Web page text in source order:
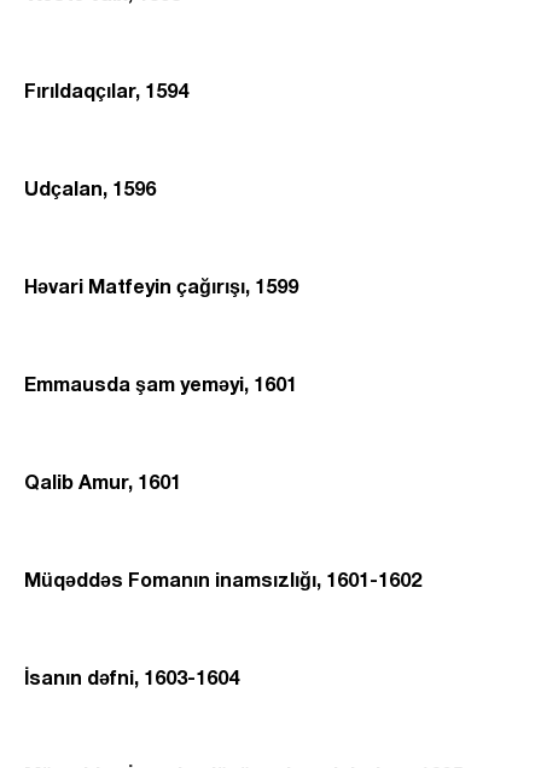
Fırıldaqçılar, 1594
Udçalan, 1596
Həvari Matfeyin çağırışı, 1599
Emmausda şam yeməyi, 1601
Qalib Amur, 1601
Müqəddəs Fomanın inamsızlığı, 1601-1602
İsanın dəfni, 1603-1604